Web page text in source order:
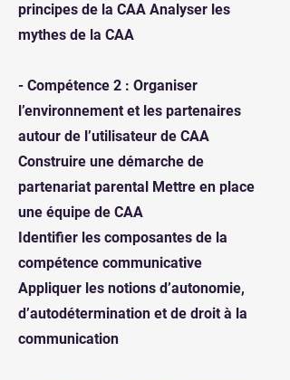
principes de la CAA Analyser les
mythes de la CAA
- Compétence 2 : Organiser
l’environnement et les partenaires
autour de l’utilisateur de CAA
Construire une démarche de
partenariat parental Mettre en place
une équipe de CAA
Identifier les composantes de la
compétence communicative
Appliquer les notions d’autonomie,
d’autodétermination et de droit à la
communication